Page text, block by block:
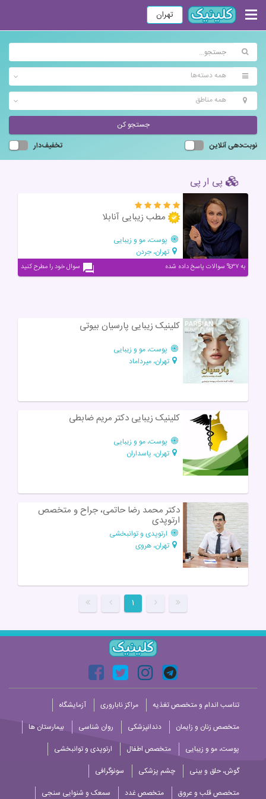
تهران
همه دسته‌ها
همه مناطق
جستجو کن
نوبت‌دهی آنلاین
تخفیف‌دار
پی ار پی
مطب زیبایی آنابلا
پوست، مو و زیبایی
تهران، جردن
به ۳۷% سوالات پاسخ داده شده سوال خود را مطرح کنید
کلینیک زیبایی پارسیان بیوتی
پوست، مو و زیبایی
تهران، میرداماد
کلینیک زیبایی دکتر مریم ضابطی
پوست، مو و زیبایی
تهران، پاسداران
دکتر محمد رضا حاتمی، جراح و متخصص
ارتوپدی
ارتوپدی و توانبخشی
تهران، هروی
۱
تناسب اندام و متخصص تغذیه مراکز ناباروری
آزمایشگاه
متخصص زنان و زایمان
دندانپزشکی روان شناسی
بیمارستان ها
پوست، مو و زیبایی
متخصص اطفال
ارتوپدی و توانبخشی
گوش، حلق و بینی
چشم پزشکی
سونوگرافی
متخصص قلب و عروق
متخصص غدد سمعک و شنوایی سنجی